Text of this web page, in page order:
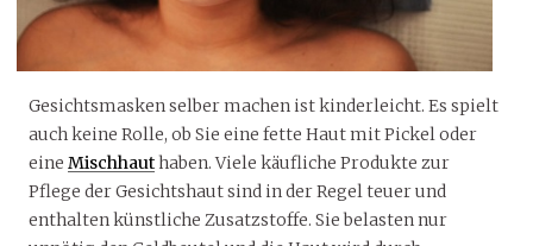
Gesichtsmasken selber machen ist kinderleicht. Es spielt
auch keine Rolle, ob Sie eine fette Haut mit Pickel oder
eine Mischhauthaben. Viele käufliche Produkte zur
Pflege der Gesichtshaut sind in der Regel teuer und
enthalten künstliche Zusatzstoffe. Sie belasten nur